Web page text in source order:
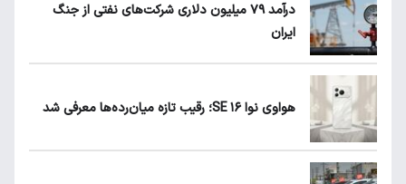
زمان شارژ کالابرگ با رقم آخر کد ملی صفر تا ۲
درآمد ۷۹ میلیون دلاری شرکت‌های نفتی از جنگ
ایران
هواوی نوا ۱۶ SE؛ رقیب تازه میان‌رده‌ها معرفی شد